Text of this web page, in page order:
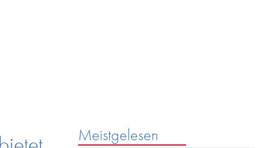
Meistgelesen